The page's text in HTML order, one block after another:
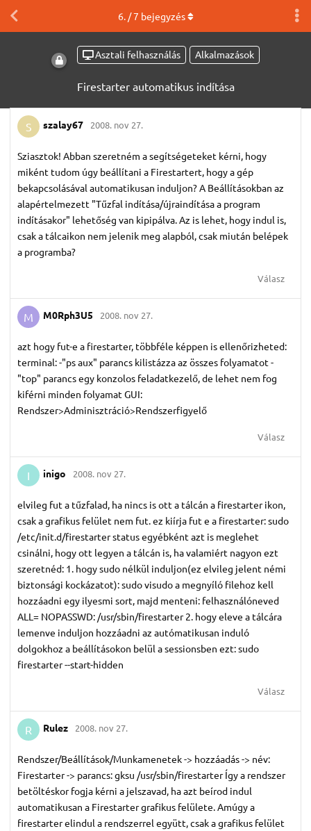
Asztali felhasználás Alkalmazások
Firestarter automatikus indítása
6. /7 bejegyzés
S szalay67 2008. nov 27.
Sziasztok! Abban szeretném a segítségeteket kérni, hogy
miként tudom úgy beállítani a Firestartert, hogy a gép
bekapcsolásával automatikusan induljon? A Beállításokban az
alapértelmezett "Tűzfal indítása/újraindítása a program
indításakor" lehetőség van kipipálva. Az is lehet, hogy indul is,
csak a tálcaikon nem jelenik meg alapból, csak miután belépek
a programba?
Válasz
M M0Rph3U5 2008. nov 27.
azt hogy fut-e a firestarter, többféle képpen is ellenőrizheted:
terminal: -"ps aux" parancs kilistázza az összes folyamatot -
"top" parancs egy konzolos feladatkezelő, de lehet nem fog
kiférni minden folyamat GUI:
Rendszer>Adminisztráció>Rendszerfigyelő
Válasz
I inigo 2008. nov 27.
elvileg fut a tűzfalad, ha nincs is ott a tálcán a firestarter ikon,
csak a grafikus felület nem fut. ez kiírja fut e a firestarter: sudo
/etc/init.d/firestarter status egyébként azt is meglehet
csinálni, hogy ott legyen a tálcán is, ha valamiért nagyon ezt
szeretnéd: 1. hogy sudo nélkül induljon(ez elvileg jelent némi
biztonsági kockázatot): sudo visudo a megnyíló filehoz kell
hozzáadni egy ilyesmi sort, majd menteni: felhasználóneved
ALL= NOPASSWD: /usr/sbin/firestarter 2. hogy eleve a tálcára
lemenve induljon hozzáadni az autómatikusan induló
dolgokhoz a beállításokon belül a sessionsben ezt: sudo
firestarter --start-hidden
Válasz
R Rulez 2008. nov 27.
Rendszer/Beállítások/Munkamenetek -> hozzáadás -> név:
Firestarter -> parancs: gksu /usr/sbin/firestarter Így a rendszer
betöltéskor fogja kérni a jelszavad, ha azt beírod indul
automatikusan a Firestarter grafikus felülete. Amúgy a
firestarter elindul a rendszerrel együtt, csak a grafikus felület